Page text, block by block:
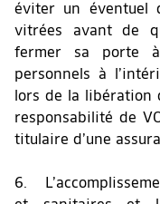
éviter un éventuel
vitrées avant de
fermer sa porte
personnels à
lors de la libération
responsabilité de
titulaire d’une
6.